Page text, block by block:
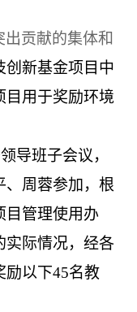
贡献的集体和
创新基金项目中
目用于奖励环境
导班子会议，
、周蓉参加，根
目管理使用办
实际情况，经各
励以下45名教